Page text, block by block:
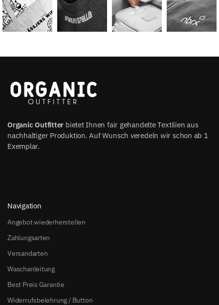
Organic Outfitter bietet Ihnen fair gehandelte Textilien aus
nachhaltiger Produktion. Auf Wunsch veredeln wir schon ab 1
Exemplar.
Navigation
Angebot wiederherstellen
Zahlungsarten
Versandarten
Waschanleitung
Best Preis Garantie
Widerrufsbelehrung / Button